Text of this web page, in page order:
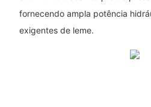
fornecendo ampla potência
exigentes de leme.